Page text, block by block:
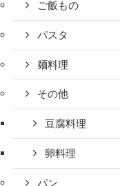
ご飯もの
パスタ
麺料理
その他
豆腐料理
卵料理
パン